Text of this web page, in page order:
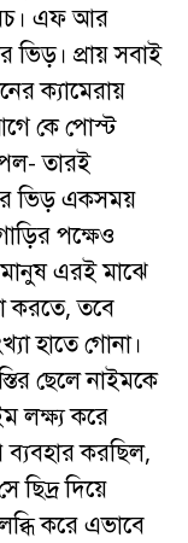
এফ আর
প্রায় সবাই
ক্যামেরায়
কে পোস্ট
তারই
ভিড় একসময়
পক্ষেও
মানুষ এরই মাঝে
করতে, তবে
হাতে গোনা।
ছেলে নাইমকে
লক্ষ্য করে
ব্যবহার করছিল,
ছিদ্র দিয়ে
করে এভাবে